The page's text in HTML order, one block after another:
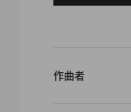
作曲者